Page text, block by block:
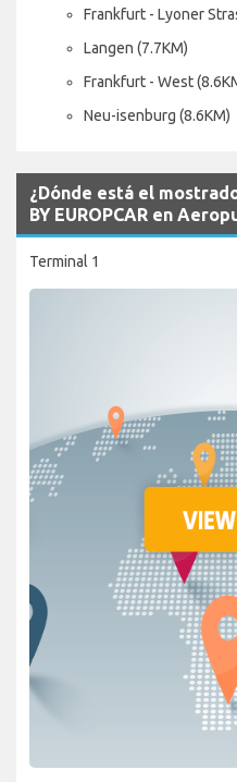
Frankfurt - Lyoner
Langen (7.7KM)
Frankfurt - West
Neu-isenburg (8.6KM)
¿Dónde está el
BY EUROPCAR en
Terminal 1